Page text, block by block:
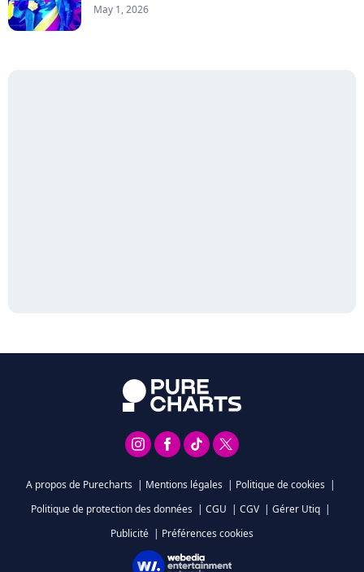
May 1, 2026
A propos de Purecharts | Mentions légales | Politique de cookies |
Politique de protection des données | CGU | CGV | Gérer Utiq |
Publicité | Préférences cookies